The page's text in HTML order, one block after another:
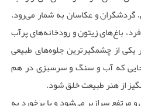
و عکاسان به شمار می‌رود.
باغ‌های زیتون و رودخانه‌های پرآب
از چشمگیرترین جلوه‌های طبیعی
که آب و سنگ و سرسبزی در هم
از هنر طبیعت خلق شود.
مرتفع سرازیر می‌شود و با برخورد به